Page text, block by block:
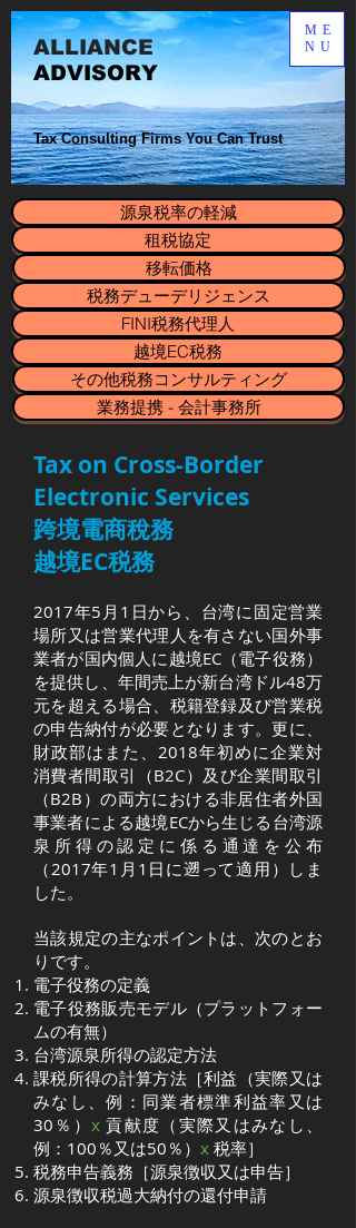
Tax Consulting Firms You Can Trust
ME
NU
ALLIANCE​
ADVISORY
源泉税率の軽減
租税協定
移転価格
税務デューデリジェンス
FINI税務代理人
越境EC税務
その他税務コンサルティング
業務提携 - 会計事務所
Tax on Cross-Border
Electronic Services
跨境電商稅務
越境EC税務
2017年5月1日から、台湾に固定営業
場所又は営業代理人を有さない国外事
業者が国内個人に越境EC（電子役務）
を提供し、年間売上が新台湾ドル48万
元を超える場合、税籍登録及び営業税
の申告納付が必要となります。更に、
財政部はまた、2018年初めに企業対
消費者間取引（B2C）及び企業間取引
（B2B）の両方における非居住者外国
事業者による越境ECから生じる台湾源
泉所得の認定に係る通達を公布
（2017年1月1日に遡って適用）しま
した。
当該規定の主なポイントは、次のとお
りです。
電子役務の定義
電子役務販売モデル（プラットフォー
ムの有無）
台湾源泉所得の認定方法
課税所得の計算方法［利益（実際又は
みなし、例：同業者標準利益率又は
30％） x貢献度（実際又はみなし、
例：100％又は50％） x 税率］
税務申告義務［源泉徴収又は申告］
源泉徴収税過大納付の還付申請